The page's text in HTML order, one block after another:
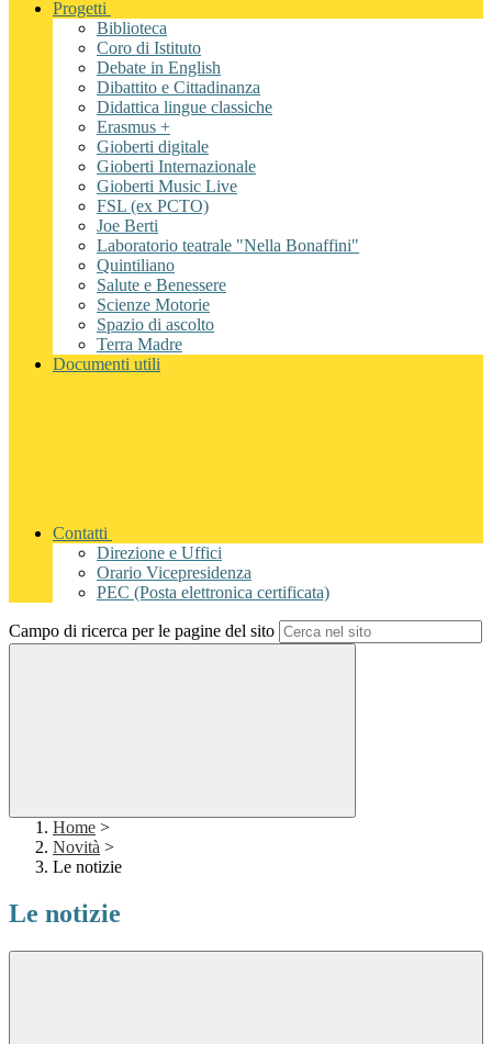
Progetti
Biblioteca
Coro di Istituto
Debate in English
Dibattito e Cittadinanza
Didattica lingue classiche
Erasmus +
Gioberti digitale
Gioberti Internazionale
Gioberti Music Live
FSL (ex PCTO)
Joe Berti
Laboratorio teatrale "Nella Bonaffini"
Quintiliano
Salute e Benessere
Scienze Motorie
Spazio di ascolto
Terra Madre
Documenti utili
Contatti
Direzione e Uffici
Orario Vicepresidenza
PEC (Posta elettronica certificata)
Campo di ricerca per le pagine del sito
Home >
Novità >
Le notizie
Le notizie